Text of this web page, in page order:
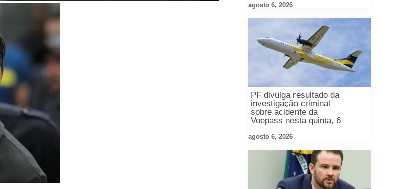
agosto 6, 2026
PF divulga resultado da
investigação criminal
sobre acidente da
Voepass nesta quinta, 6
agosto 6, 2026